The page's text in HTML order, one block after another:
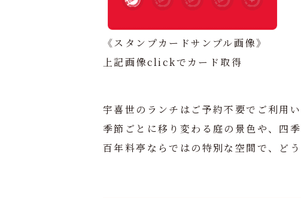
《スタンプカードサンプル画像》
上記画像clickでカード取得
宇喜世のランチはご予約不要でご利用い
季節ごとに移り変わる庭の景色や、四
百年料亭ならではの特別な空間で、ど